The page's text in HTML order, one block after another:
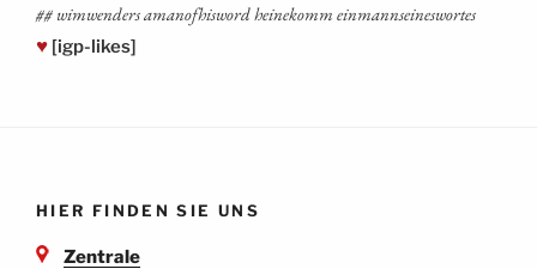
## wim­wen­ders ama­nof­his­word hei­ne­komm einmannseineswortes
♥ [igp-likes]
HIER FINDEN SIE UNS
Zentrale